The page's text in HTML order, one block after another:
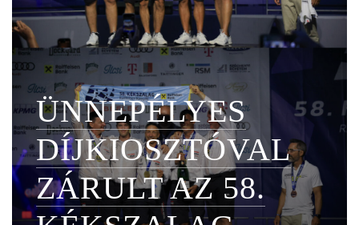
ÜNNEPÉLYES
DÍJKIOSZTÓVAL
ZÁRULT AZ 58.